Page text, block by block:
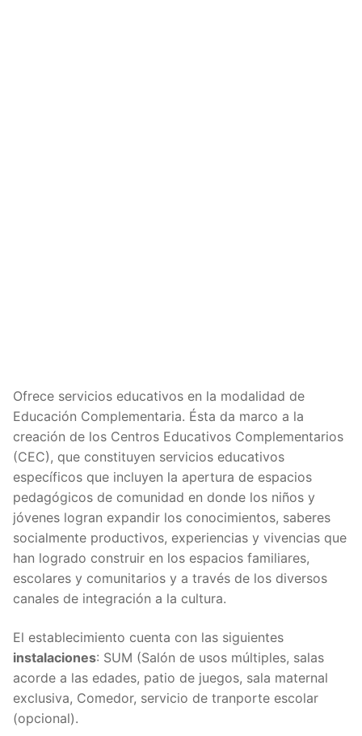
Ofrece servicios educativos en la modalidad de
Educación Complementaria. Ésta da marco a la
creación de los Centros Educativos Complementarios
(CEC), que constituyen servicios educativos
específicos que incluyen la apertura de espacios
pedagógicos de comunidad en donde los niños y
jóvenes logran expandir los conocimientos, saberes
socialmente productivos, experiencias y vivencias que
han logrado construir en los espacios familiares,
escolares y comunitarios y a través de los diversos
canales de integración a la cultura.
El establecimiento cuenta con las siguientes
instalaciones: SUM (Salón de usos múltiples, salas
acorde a las edades, patio de juegos, sala maternal
exclusiva, Comedor, servicio de tranporte escolar
(opcional).